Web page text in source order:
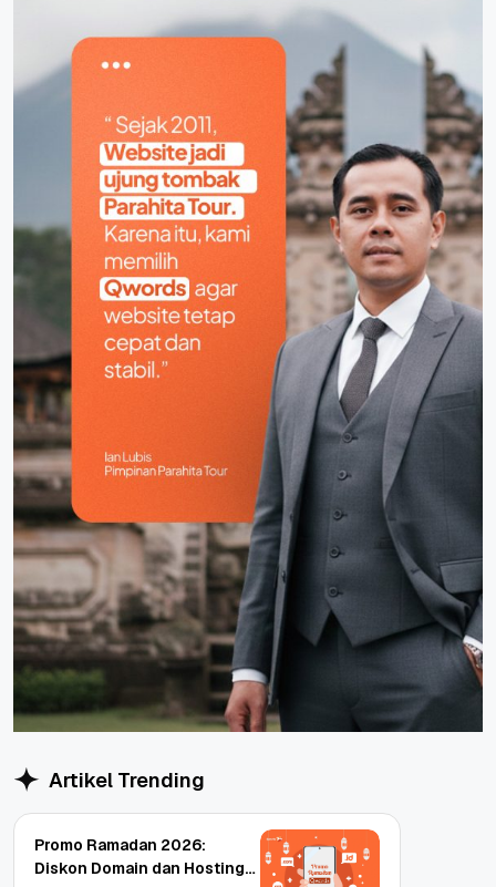
Artikel Trending
Promo Ramadan 2026:
Diskon Domain dan Hosting